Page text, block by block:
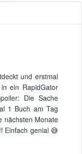
und erstmal
ein RapidGator
Die Sache
1 Buch am Tag
nächsten Monate
Einfach genial 😅